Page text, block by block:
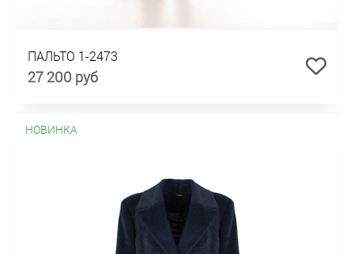
ПАЛЬТО 1-2473
27 200 руб
НОВИНКА